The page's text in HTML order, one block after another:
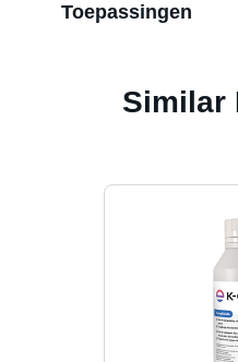
Toepassingen
Similar